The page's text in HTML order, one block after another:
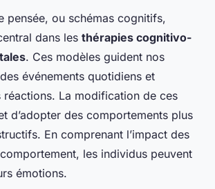
pensée, ou schémas cognitifs,
dans les thérapies cognitivo-
. Ces modèles guident nos
événements quotidiens et
réactions. La modification de ces
d’adopter des comportements plus
En comprenant l’impact des
les individus peuvent
émotions.